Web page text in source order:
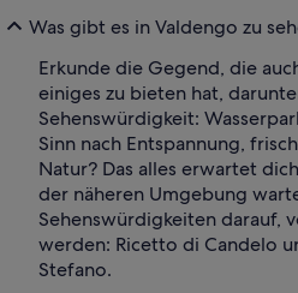
Was gibt es in Valdengo zu
Erkunde die Gegend, die
einiges zu bieten hat,
Sehenswürdigkeit:
Sinn nach Entspannung,
Natur? Das alles erwartet
der näheren Umgebung
Sehenswürdigkeiten darauf,
werden: Ricetto di Candelo
Stefano.